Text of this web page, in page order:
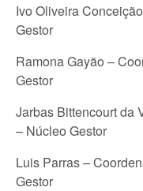
Ivo Oliveira
Gestor
Ramona Gayão –
Gestor
Jarbas Bittencourt da
– Núcleo Gestor
Luis Parras –
Gestor